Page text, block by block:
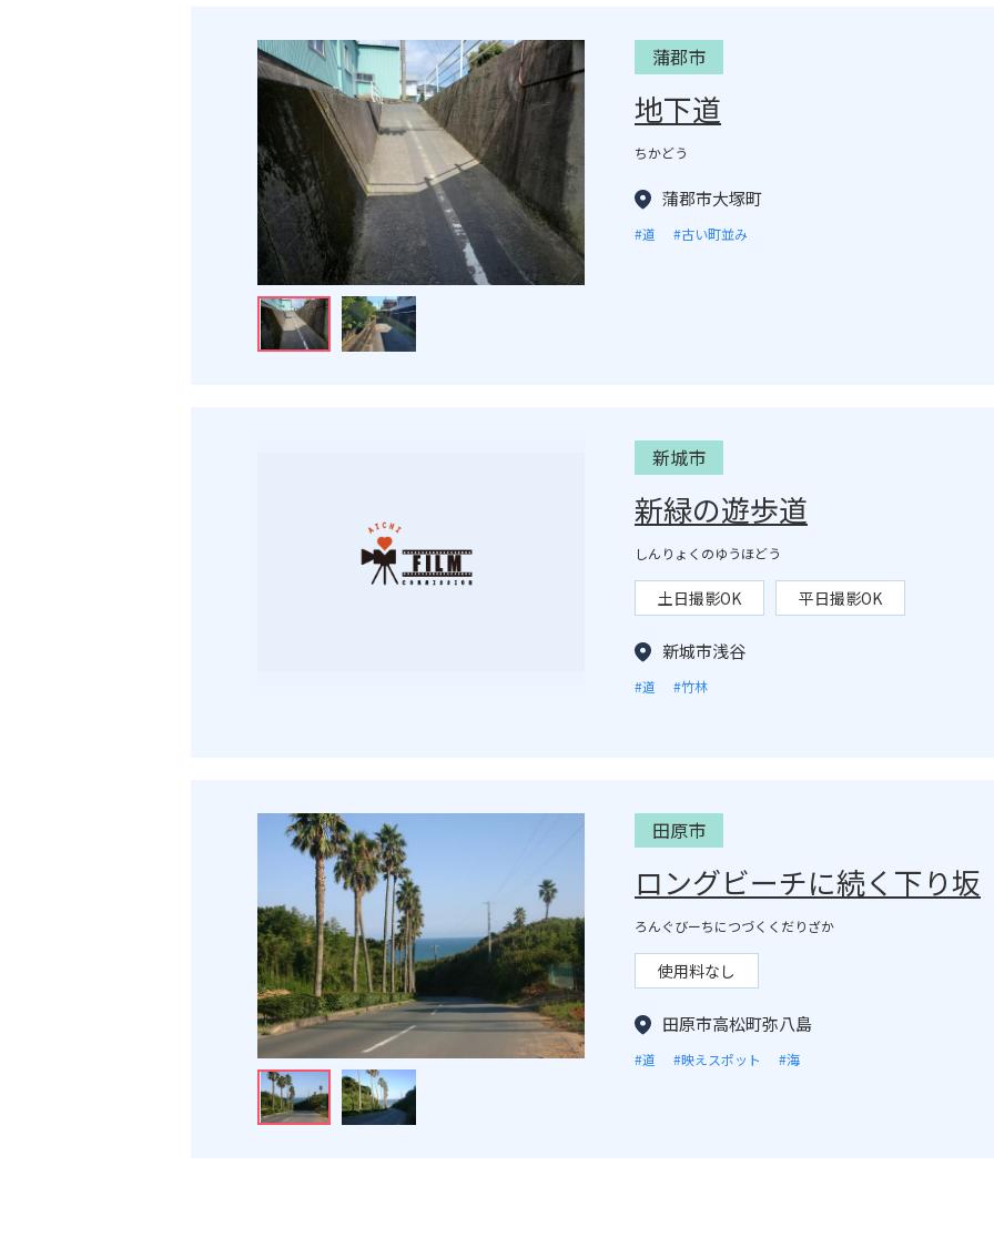
蒲郡市
地下道
ちかどう
蒲郡市大塚町
#道 #古い町並み
新城市
新緑の遊歩道
しんりょくのゆうほどう
土日撮影OK 平日撮影OK
新城市浅谷
#道 #竹林
田原市
ロングビーチに続く下り坂
ろんぐびーちにつづくくだりざか
使用料なし
田原市高松町弥八島
#道 #映えスポット #海